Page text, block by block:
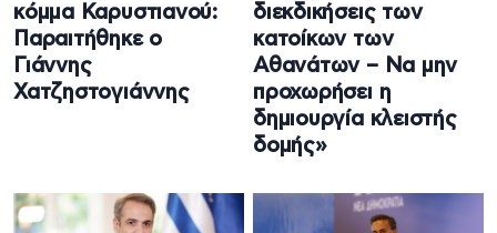
κόμμα Καρυστιανού:
Παραιτήθηκε ο
Γιάννης
Χατζηστογιάννης
διεκδικήσεις των
κατοίκων των
Αθανάτων – Να μην
προχωρήσει η
δημιουργία κλειστής
δομής»